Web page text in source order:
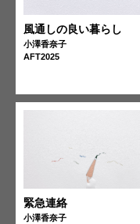
風通しの良い暮らし
小澤香奈子
AFT2025
緊急連絡
小澤香奈子